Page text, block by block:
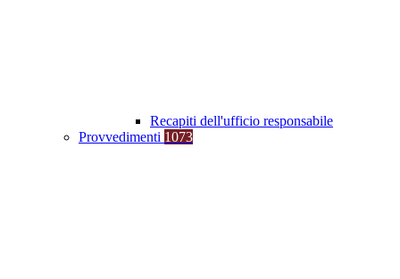
Recapiti dell'ufficio responsabile
Provvedimenti 1073